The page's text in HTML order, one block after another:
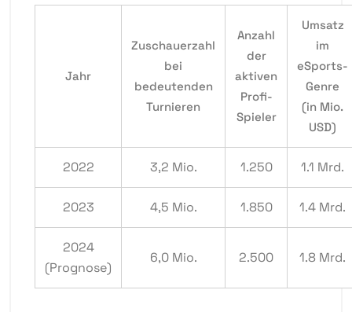
Jahr
Zuschauerzahl
bei
bedeutenden
Turnieren
Anzahl
der
aktiven
Profi-
Spieler
Umsatz
im
eSports-
Genre
(in Mio.
USD)
2022 3,2 Mio. 1.250 1.1 Mrd.
2023 4,5 Mio. 1.850 1.4 Mrd.
2024
(Prognose)
6,0 Mio. 2.500 1.8 Mrd.